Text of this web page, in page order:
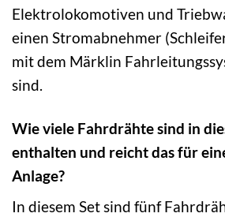
Elektrolokomotiven und
einen Stromabnehmer
mit dem Märklin
sind.
Wie viele Fahrdrähte sind in
enthalten und reicht das für
Anlage?
In diesem Set sind fünf